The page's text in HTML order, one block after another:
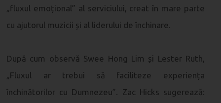
„fluxul emoțional” al serviciului, creat în mare parte
cu ajutorul muzicii și al liderului de închinare.
După cum observă Swee Hong Lim și Lester Ruth,
„Fluxul ar trebui să faciliteze experiența
închinătorilor cu Dumnezeu”. Zac Hicks sugerează: